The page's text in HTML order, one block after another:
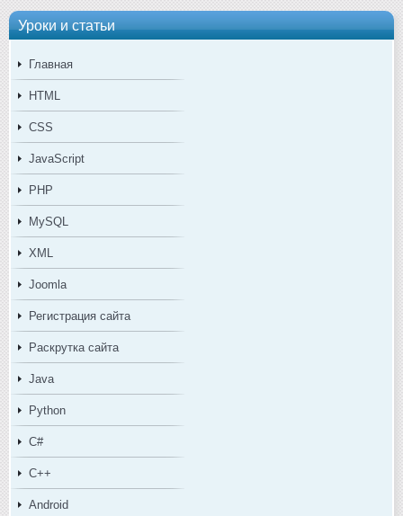
Уроки и статьи
Главная
HTML
CSS
JavaScript
PHP
MySQL
XML
Joomla
Регистрация сайта
Раскрутка сайта
Java
Python
C#
C++
Android